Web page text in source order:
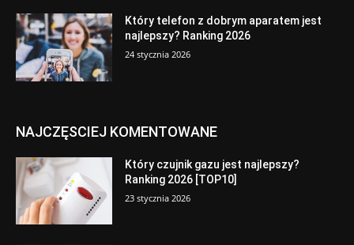
Który telefon z dobrym aparatem jest
najlepszy? Ranking 2026
24 stycznia 2026
NAJCZĘSCIEJ KOMENTOWANE
Który czujnik gazu jest najlepszy?
Ranking 2026 [TOP10]
23 stycznia 2026